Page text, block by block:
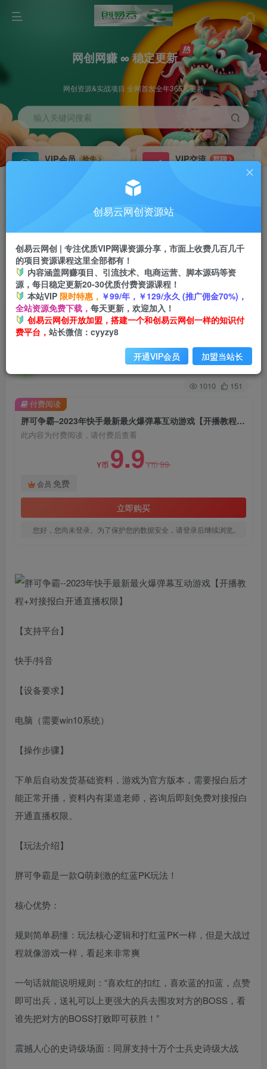
网创网赚 ∞ 稳定更新
网创资源&实战项目 全网首发全年365天更新
输入关键词搜索
VIP会员
抢先
VIP交流
群聊
研究探讨更多创业项目路子。
会员专属推广链接
挂机 项目
脚本卡密
APP下载
GO
首页 创业课程 会员免费 正文
胖可争霸–2023年快手最新最火爆弹幕互动游戏
【开播教程+对接报白开通直播权限】
关注
1010 151
胖可争霸–2023年快手最新最火爆弹幕互动游戏【开播教程+对接报白开通直播权限】
此内容为付费阅读，请付费后查看
Y币 9.9Y币99
会员 免费
立即购买
您好，您尚未登录。为了保护您的数据安全，请登录后继续浏览。
付费阅读
【支持平台】
快手/抖音
【设备要求】
电脑（需要win10系统）
【操作步骤】
下单后自动发货基础资料，游戏为官方版本，需要报白后才
能正常开播，资料内有渠道老师，咨询后即刻免费对接报白
开通直播权限。
【玩法介绍】
胖可争霸是一款Q萌刺激的红蓝PK玩法！
核心优势：
规则简单易懂：玩法核心逻辑和打红蓝PK一样，但是大战过
程就像游戏一样，看起来非常爽
一句话就能说明规则：“喜欢红的扣红，喜欢蓝的扣蓝，点赞
即可出兵，送礼可以上更强大的兵去围攻对方的BOSS，看
谁先把对方的BOSS打败即可获胜！”
震撼人心的史诗级场面：同屏支持十万个士兵史诗级大战
创易云网创资源站
创易云网创 | 专注优质VIP网课资源分享，市面上收费几百几千
的项目资源课程这里全部都有！
内容涵盖网赚项目、引流技术、电商运营、脚本源码等资
源，每日稳定更新20-30优质付费资源课程！
本站VIP 限时特惠， ￥99/年，￥129/永久 (推广佣金70%)，
全站资源免费下载， 每天更新，欢迎加入！
创易云网创开放加盟，搭建一个和创易云网创一样的知识付
费平台， 站长微信：cyyzy8
开通VIP会员 加盟当站长